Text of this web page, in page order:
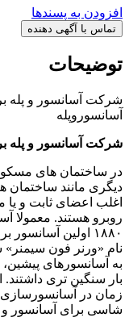
افزودن به پسندها
تماس با آگهی دهنده
توضیحات
شرکت آسانسور و پله
آسانسوروپله
شرکت آسانسور و پله
در ساختمان های
دیگری مانند ساختمان
اغلب اعضای ثابت و یا
روبرو هستند. معمولا
۱۸۸۰ اولین
نام «ورنر فون
به آسانسورهای پیشین،
بار سنگین تری داشتند.
زمان در آسانسورسازی
شاسی برای آسانسور و